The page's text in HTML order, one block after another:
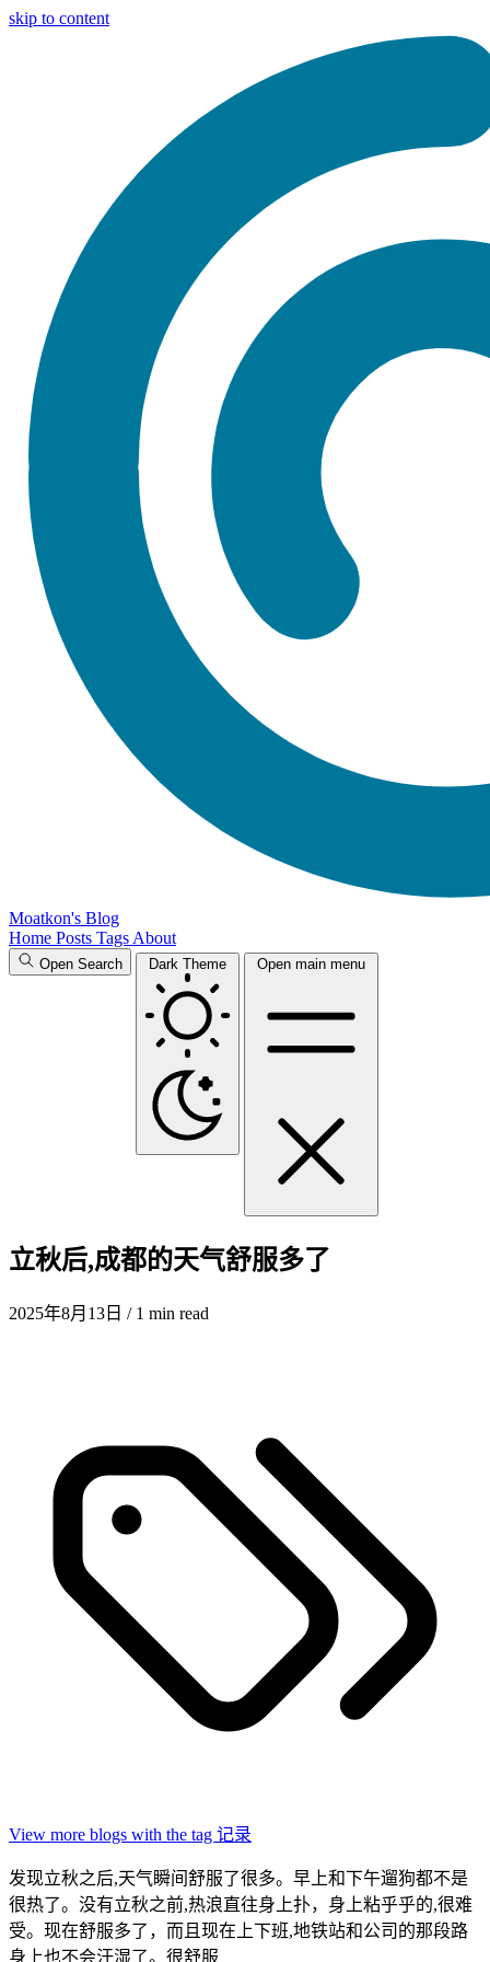
skip to content
Moatkon's Blog
Home Posts Tags About
Open Search Dark Theme Open main menu
立秋后,成都的天气舒服多了
2025年8月13日 / 1 min read
View more blogs with the tag 记录
发现立秋之后,天气瞬间舒服了很多。早上和下午遛狗都不是
很热了。没有立秋之前,热浪直往身上扑，身上粘乎乎的,很难
受。现在舒服多了，而且现在上下班,地铁站和公司的那段路
身上也不会汗湿了。很舒服